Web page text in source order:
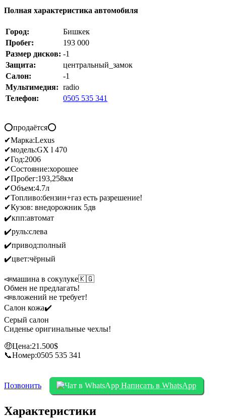
Полная характеристика автомобиля
Город:
Бишкек
Пробег:
193 000
Размер дисков: -1
Защита:
центральный_замок
Салон:
-1
Мультимедия: radio
Телефон:
0505 535 341
⭕️продаётся⭕️
✔Марка:Lexus
✔модель:GX l 470
✔Год:2006
✔Состояние:хорошее
✔Пробег:193,258км
✔Объем:4.7л
✔Топливо:бензин+газ есть разрешение!
✔Кузов: внедорожник 5дв
✔️кпп:автомат
✔️руль:слева
✔️привод:полный
✔️цвет:чёрный
📣машина в сокулуке🇰🇬
Обмен не предлагать!
📣вложений не требует!
Салон кожа✔️
Серый салон
Сиденье оригинальные чехлы!
🤑Цена:21.500$
📞Номер:0505 535 341
Позвонить Написать в WhatsApp
Характеристики